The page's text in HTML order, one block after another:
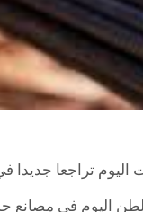
اليوم تراجعا جديدا